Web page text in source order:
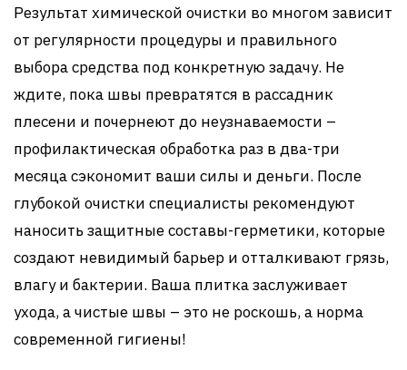
Результат химической очистки во многом зависит
от регулярности процедуры и правильного
выбора средства под конкретную задачу. Не
ждите, пока швы превратятся в рассадник
плесени и почернеют до неузнаваемости –
профилактическая обработка раз в два-три
месяца сэкономит ваши силы и деньги. После
глубокой очистки специалисты рекомендуют
наносить защитные составы-герметики, которые
создают невидимый барьер и отталкивают грязь,
влагу и бактерии. Ваша плитка заслуживает
ухода, а чистые швы – это не роскошь, а норма
современной гигиены!